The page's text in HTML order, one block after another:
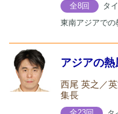
全8回
タ
東南アジアでの
アジアの熱
西尾 英之／
集長